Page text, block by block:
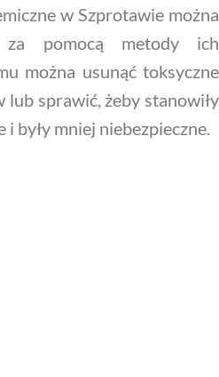
w Szprotawie można
za pomocą metody ich
można usunąć toksyczne
lub sprawić, żeby stanowiły
i były mniej niebezpieczne.